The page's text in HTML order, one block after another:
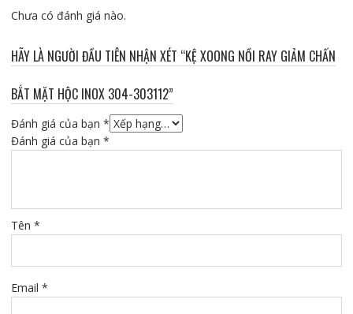
Chưa có đánh giá nào.
HÃY LÀ NGƯỜI ĐẦU TIÊN NHẬN XÉT “KỆ XOONG NỒI RAY GIẢM CHẤN
BẮT MẶT HỘC INOX 304-303112”
Đánh giá của bạn *
Đánh giá của bạn *
Tên *
Email *